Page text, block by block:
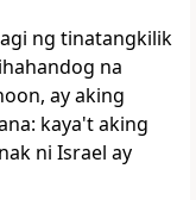
ng tinatangkilik
na
ay aking
kaya't aking
ni Israel ay